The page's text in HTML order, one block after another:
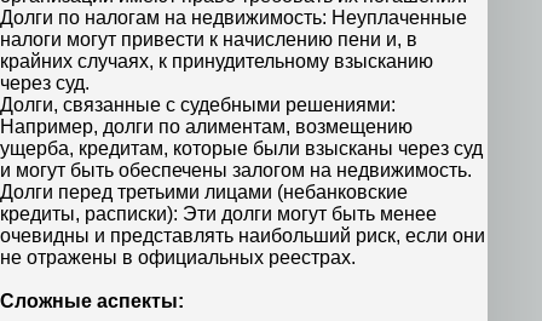
Долги по налогам на недвижимость: Неуплаченные
налоги могут привести к начислению пени и, в
крайних случаях, к принудительному взысканию
через суд.
Долги, связанные с судебными решениями:
Например, долги по алиментам, возмещению
ущерба, кредитам, которые были взысканы через суд
и могут быть обеспечены залогом на недвижимость.
Долги перед третьими лицами (небанковские
кредиты, расписки): Эти долги могут быть менее
очевидны и представлять наибольший риск, если они
не отражены в официальных реестрах.
Сложные аспекты: